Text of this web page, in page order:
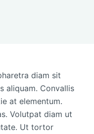
diam sit
aliquam. Convallis
at elementum.
Volutpat diam ut
Ut tortor